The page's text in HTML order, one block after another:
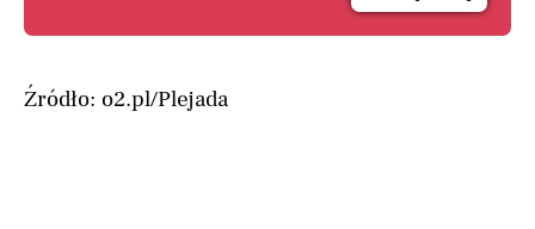
Źródło: o2.pl/Plejada